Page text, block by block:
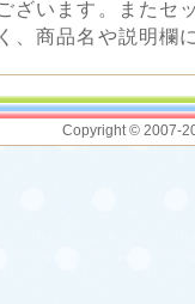
ざいます。またセ
、商品名や説明欄
Copyright © 2007-